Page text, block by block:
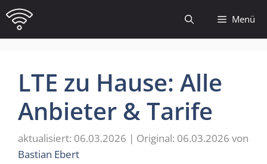
Zum
Inhalt
springen
Menü
LTE zu Hause: Alle
Anbieter & Tarife
06.03.2026 06.03.2026 von
Bastian Ebert